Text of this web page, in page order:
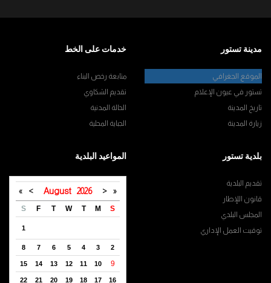
مدينة تستور
الموقع الجغرافي
تستور في عيون الإعلام
تاريخ المدينة
زيارة المدينة
خدمات على الخط
متابعة رخص البناء
تقديم الشكاوي
الحالة المدنية
الجباية المحلية
بلدية تستور
تقديم البلدية
قانون اللإطار
المجلس البلدي
توقيت العمل الإداري
المواعيد البلدية
«
<
August 2026
>
»
S
M
T
W
T
F
S
1
2
3
4
5
6
7
8
9
10
11
12
13
14
15
16
17
18
19
20
21
22